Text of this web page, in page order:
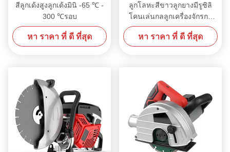
สีลูกเด้งสูงลูกเด้งมินิ -65 ℃ -
300 ℃รอบ
หา ราคา ที่ ดี ที่สุด
ลูกโลหะสีขาวลูกยางมีรูซิลิ
โคนเล่นกลลูกเครื่องจักรกล
อาหาร
หา ราคา ที่ ดี ที่สุด